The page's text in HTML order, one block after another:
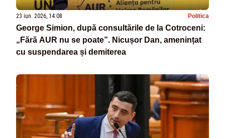
23 iun. 2026, 14:08 Politica
George Simion, după consultările de la Cotroceni:
„Fără AUR nu se poate”. Nicușor Dan, amenințat
cu suspendarea și demiterea